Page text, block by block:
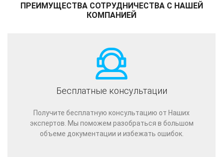
ПРЕИМУЩЕСТВА СОТРУДНИЧЕСТВА С НАШЕЙ
КОМПАНИЕЙ
Бесплатные консультации
Получите бесплатную консультацию от Наших
экспертов. Мы поможем разобраться в большом
объеме документации и избежать ошибок.